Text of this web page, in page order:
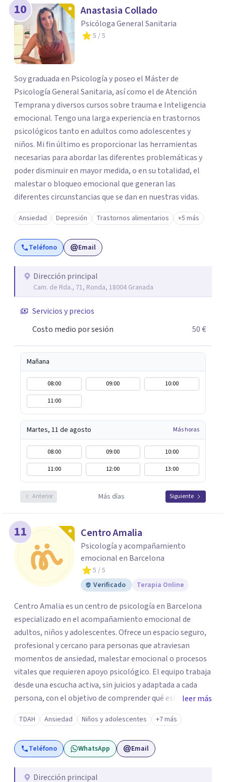
10 Anastasia Collado
Psicóloga General Sanitaria
5 / 5
Soy graduada en Psicología y poseo el Máster de
Psicología General Sanitaria, así como el de Atención
Temprana y diversos cursos sobre trauma e Inteligencia
emocional. Tengo una larga experiencia en trastornos
psicológicos tanto en adultos como adolescentes y
niños. Mi fin último es proporcionar las herramientas
necesarias para abordar las diferentes problemáticas y
poder disminuir en mayor medida, o en su totalidad, el
malestar o bloqueo emocional que generan las
diferentes circunstancias que se dan en nuestras vidas.
Ansiedad Depresión Trastornos alimentarios +5 más
Teléfono Email
Dirección principal
Cam. de Rda., 71, Ronda, 18004 Granada
Servicios y precios
Costo medio por sesión
50 €
Mañana
08:00 09:00
10:00
11:00
Martes, 11 de agosto Más horas
08:00 09:00
10:00
11:00
12:00 13:00
Anterior Más días Siguiente
11 Centro Amalia
Psicología y acompañamiento
emocional en Barcelona
5 / 5
Verificado
Terapia Online
Centro Amalia es un centro de psicología en Barcelona
especializado en el acompañamiento emocional de
adultos, niños y adolescentes. Ofrece un espacio seguro,
profesional y cercano para personas que atraviesan
momentos de ansiedad, malestar emocional o procesos
vitales que requieren apoyo psicológico. El equipo trabaja
desde una escucha activa, sin juicios y adaptada a cada
persona, con el objetivo de comprender qué está
ocurriendo y facilitar herramientas para avanzar con
mayor equilibrio y bienestar. La intervención se realiza en
un entorno confidencial y tranquilo, cuidando el ritmo y
las necesidades de cada proceso terapéutico. En Centro
el trauma, la depresión y otros retos emocionales, así
leer más
TDAH Ansiedad Niños y adolescentes +7 más
Teléfono WhatsApp Email
Dirección principal